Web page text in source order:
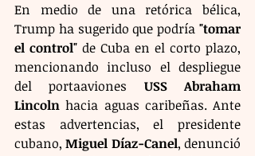
En medio de una retórica bélica,
Trump ha sugerido que podría "tomar
el control" de Cuba en el corto plazo,
mencionando incluso el despliegue
del portaaviones USS Abraham
Lincoln hacia aguas caribeñas. Ante
estas advertencias, el presidente
cubano, Miguel Díaz-Canel, denunció